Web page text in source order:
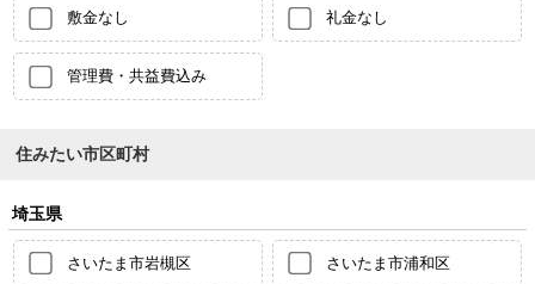
敷金なし 礼金なし
管理費・共益費込み
住みたい市区町村
埼玉県
さいたま市岩槻区 さいたま市浦和区